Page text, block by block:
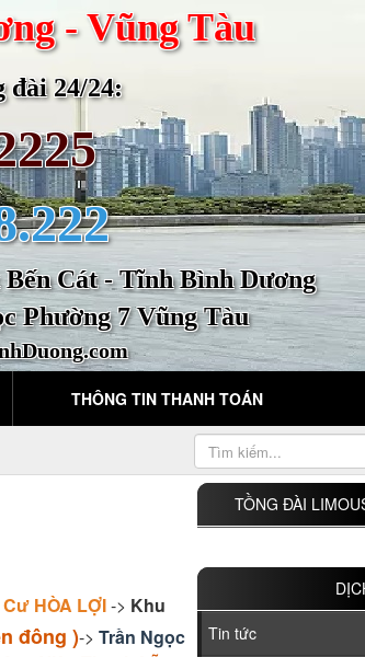
- Vũng Tàu
24:
2
Cát - Tĩnh Bình Dương
Phường 7 Vũng Tàu
THÔNG TIN THANH TOÁN
HÒA LỢI-> Khu
đông )-> Trần Ngọc
TỒNG ĐÀI
Tin tức